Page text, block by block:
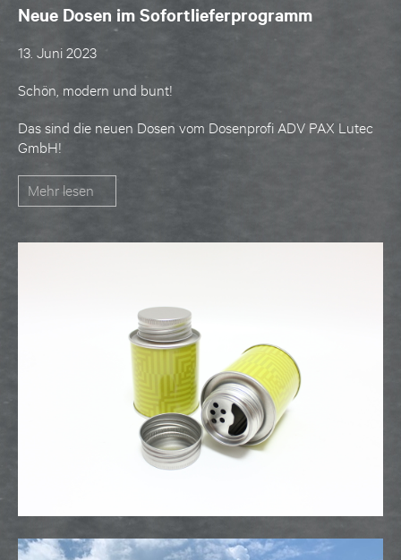
Neue Dosen im Sofortlieferprogramm
13. Juni 2023
Schön, modern und bunt!
Das sind die neuen Dosen vom Dosenprofi ADV PAX Lutec
GmbH!
Mehr lesen